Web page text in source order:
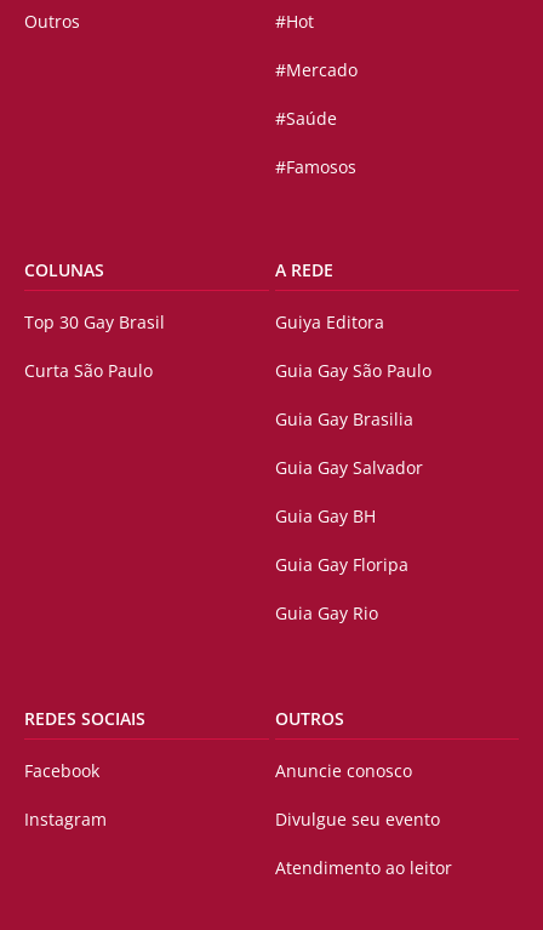
Outros #Hot
#Mercado
#Saúde
#Famosos
COLUNAS
Top 30 Gay Brasil
Curta São Paulo
A REDE
Guiya Editora
Guia Gay São Paulo
Guia Gay Brasilia
Guia Gay Salvador
Guia Gay BH
Guia Gay Floripa
Guia Gay Rio
REDES SOCIAIS
Facebook
Instagram
OUTROS
Anuncie conosco
Divulgue seu evento
Atendimento ao leitor